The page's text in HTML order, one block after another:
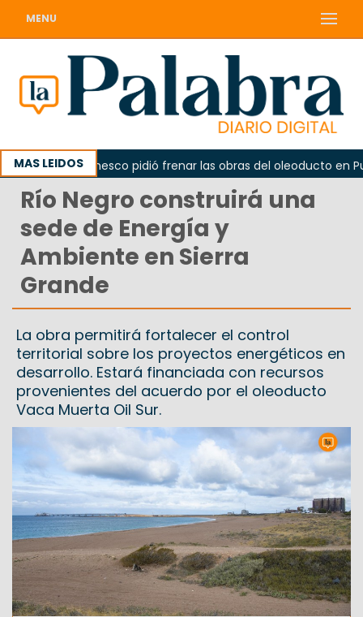
MENU
MAS LEIDOS
La Unesco pidió frenar las obras del oleoducto en
Río Negro construirá una
sede de Energía y
Ambiente en Sierra
Grande
La obra permitirá fortalecer el control
territorial sobre los proyectos energéticos en
desarrollo. Estará financiada con recursos
provenientes del acuerdo por el oleoducto
Vaca Muerta Oil Sur.